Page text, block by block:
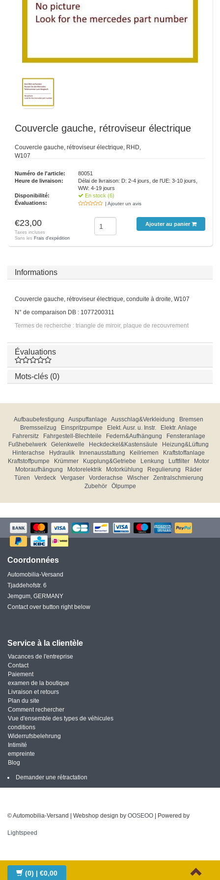
Couvercle gauche, rétroviseur électrique
Couvercle gauche, rétroviseur électrique, RHD,
W107
Numéro de l'article:
80051
Heure de livraison:
Délai de livraison: D: 2-4 jours, de l'UE: 3-10 jours,
WW: 4-19 jours
Disponibilité:
En stock (6)
Évaluations:
| Ajouter un avis
€23,00
Taxes incluses
Sans les Frais d'expédition
Ajouter au panier
Informations
Couvercle gauche, rétroviseur électrique, conduite à droite, W107
N° de comparaison DB : 1077200311
Termes de recherche : triangle de miroir, plaque de recouvrement
Évaluations
Mots-clés (0)
Aufbaubefestigung Auspuffanlage Ausschlag&Verkleidung
Bremsen
Bremsseilzug
Einspritzpumpe Elekt. Ausr. u. Instr.
Elektr. Anlage
Fahrersitz
Fahrgestell-Blechteile Federn&Aufhängung
Fensteranlage
Fußhebelwerk
Gelenkwelle Heckdeckel&Kastensäule
Heizung&Lüftung
Hinterachse
Hydraulik Innenausstattung Keilriemen
Kraftstoffanlage
Kraftstoffpumpe
Krümmer Kupplung&Getriebe Lenkung Luftfilter
Motor
Motoraufhängung
Motorelektrik Motorkühlung Regulierung
Räder
Türen
Verdeck Vergaser Vorderachse Wischer
Zentralschmierung
Zubehör
Ölpumpe
Coordonnées
Automobilia-Versand
Tjaddehofstr. 6
Jemgum, GERMANY
Contact over button right below
Service à la clientèle
Vacances de l'entreprise
Contact
Paiement
examen de la boutique
Livraison et retours
Plan du site
Comment rechercher
Vue d'ensemble des types de véhicules
conditions
Widerrufsbelehrung
Intimité
empreinte
Blog
Demander une rétractation
© Automobilia-Versand | Webshop design by OOSEOO | Powered by
Lightspeed
(0) | €0,00